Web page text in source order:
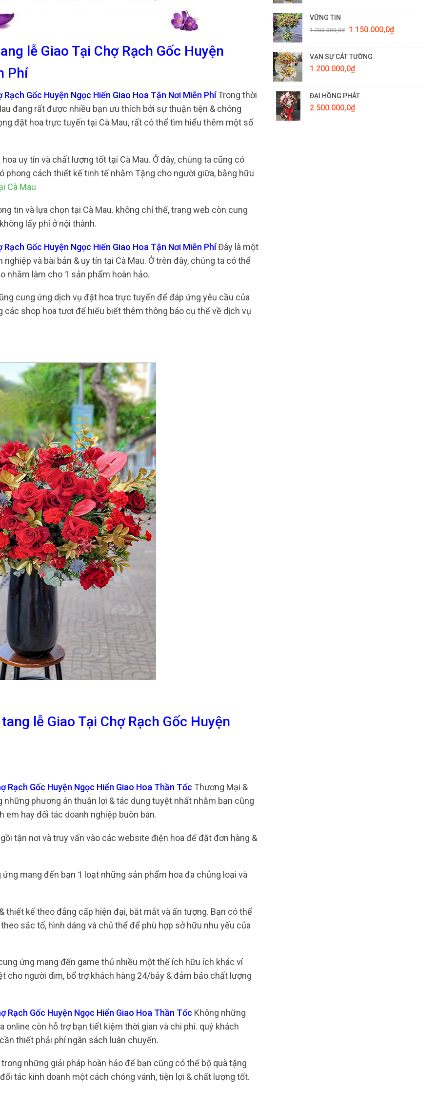
lễ Giao Tại Chợ Rạch Gốc Huyện
Phí
Gốc Huyện Ngọc Hiển Giao Hoa Tận Nơi Miễn PhíTrong thời
đang rất được nhiều bạn ưu thích bởi sự thuận tiện & chóng
đặt hoa trực tuyến tại Cà Mau, rất có thể tìm hiểu thêm một số
uy tín và chất lượng tốt tại Cà Mau. Ở đây, chúng ta cũng có
cách thiết kế tinh tế nhằm Tặng cho người giữa, bằng hữu
Cà Mau
tin và lựa chọn tại Cà Mau. không chỉ thế, trang web còn cung
lấy phí ở nội thành.
Gốc Huyện Ngọc Hiển Giao Hoa Tận Nơi Miễn PhíĐây là một
và bài bản & uy tín tại Cà Mau. Ở trên đây, chúng ta có thể
nhằm làm cho 1 sản phẩm hoàn hảo.
cung ứng dịch vụ đặt hoa trực tuyến để đáp ứng yêu cầu của
shop hoa tươi để hiểu biết thêm thông báo cụ thể về dịch vụ
lễ Giao Tại Chợ Rạch Gốc Huyện
Rạch Gốc Huyện Ngọc Hiển Giao Hoa Thần Tốc Thương Mại &
phương án thuận lợi & tác dụng tuyệt nhất nhằm bạn cũng
em hay đối tác doanh nghiệp buôn bán.
tận nơi và truy vấn vào các website điện hoa để đặt đơn hàng &
mang đến bạn 1 loạt những sản phẩm hoa đa chủng loại và
kế theo đẳng cấp hiện đại, bắt mắt và ấn tượng. Bạn có thể
sắc tố, hình dáng và chủ thể để phù hợp sở hữu nhu yếu của
ứng mang đến game thủ nhiều một thể ích hữu ích khác ví
cho người dìm, bổ trợ khách hàng 24/bảy & đảm bảo chất lượng
Rạch Gốc Huyện Ngọc Hiển Giao Hoa Thần Tốc Không những
online còn hỗ trợ bạn tiết kiệm thời gian và chi phí. quý khách
thiết phải phí ngân sách luân chuyển.
những giải pháp hoàn hảo để bạn cũng có thể bộ quà tặng
tác kinh doanh một cách chóng vánh, tiện lợi & chất lượng tốt.
VỮNG TIN
1.200.000,0₫
Giá
1.200.000,0₫.
1.150.000,0₫Giá
VẠN SỰ CÁT TƯỜNG
1.200.000,0₫
ĐẠI HỒNG PHÁT
2.500.000,0₫